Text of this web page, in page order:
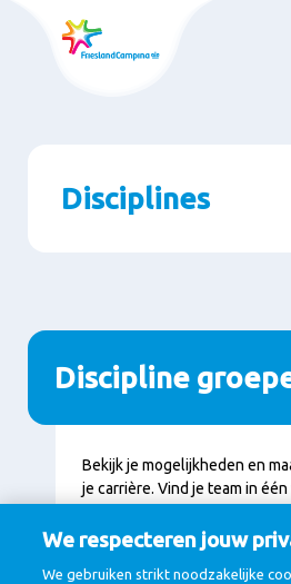
Disciplines
Discipline
Bekijk je mogelijkheden en
je carrière. Vind je team in
We respecteren jouw
We gebruiken strikt noodzakelijke